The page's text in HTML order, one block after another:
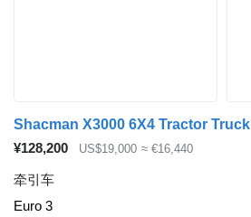
Shacman X3000 6X4 Tractor Truck
¥128,200
US$19,000 ≈ €16,440
牵引车
Euro 3